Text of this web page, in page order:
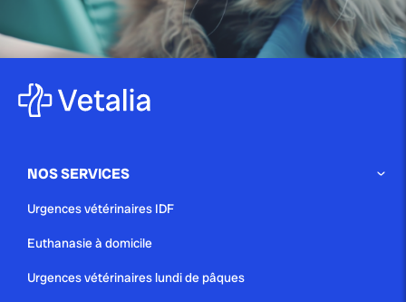
publié le 26 avril 2022
choses à...
publié le 18 février 2021
NOS SERVICES
Urgences vétérinaires IDF
Euthanasie à domicile
Urgences vétérinaires lundi de pâques